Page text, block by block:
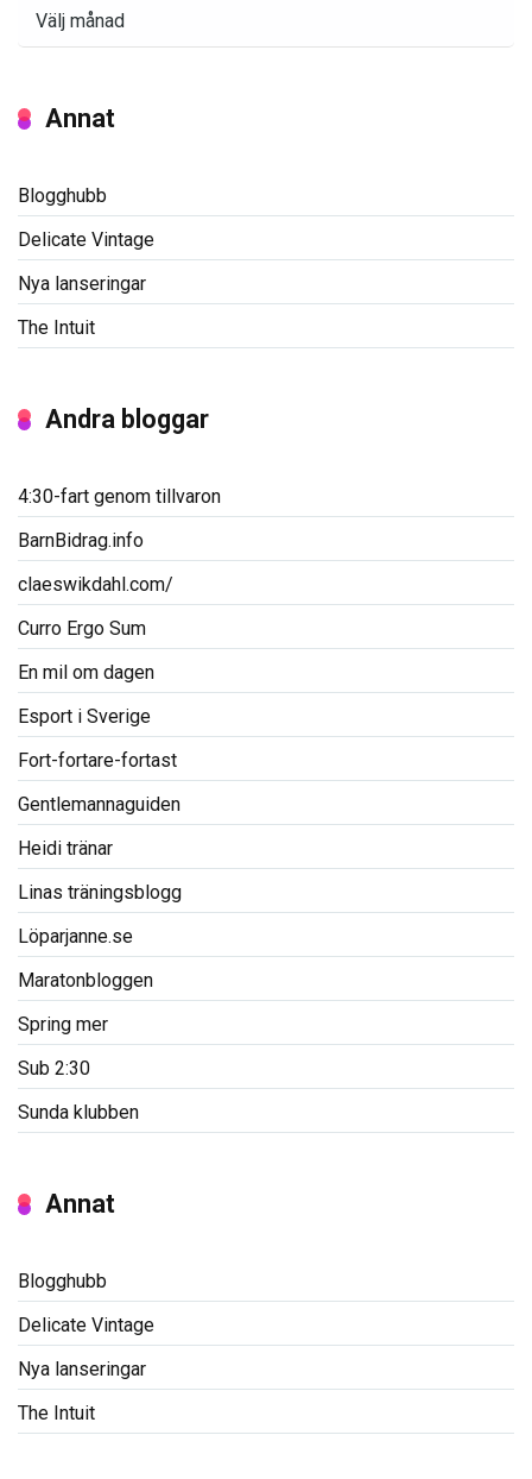
Annat
Blogghubb
Delicate Vintage
Nya lanseringar
The Intuit
Andra bloggar
4:30-fart genom tillvaron
BarnBidrag.info
claeswikdahl.com/
Curro Ergo Sum
En mil om dagen
Esport i Sverige
Fort-fortare-fortast
Gentlemannaguiden
Heidi tränar
Linas träningsblogg
Löparjanne.se
Maratonbloggen
Spring mer
Sub 2:30
Sunda klubben
Annat
Blogghubb
Delicate Vintage
Nya lanseringar
The Intuit